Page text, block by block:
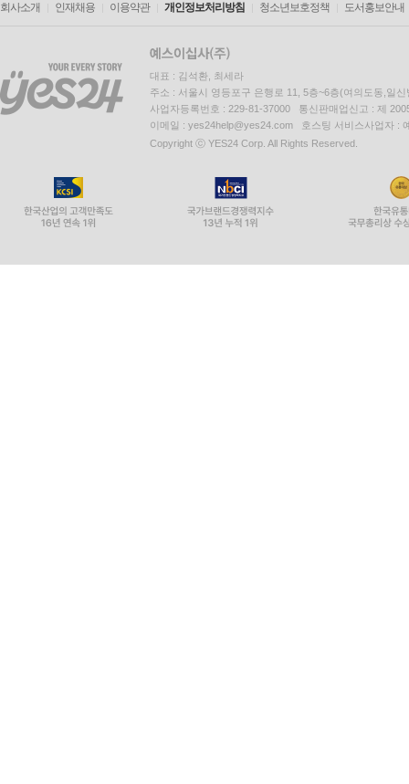
회사소개 인재채용 이용약관 개인정보처리방침 청소년보호정책 도서홍보안내
대표 : 김석환, 최세라
주소 : 서울시 영등포구 은행로 11, 5층~6층(여의도동,일신
사업자등록번호 : 229-81-37000 통신판매업신고 : 제
이메일 : yes24help@yes24.com 호스팅 서비스사업자 :
Copyright ⓒ YES24 Corp. All Rights Reserved.